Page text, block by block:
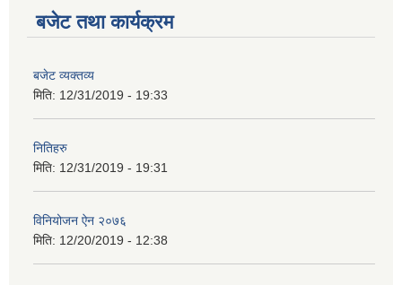
बजेट तथा कार्यक्रम
बजेट व्यक्तव्य
मिति: 12/31/2019 - 19:33
नितिहरु
मिति: 12/31/2019 - 19:31
विनियोजन ऐन २०७६
मिति: 12/20/2019 - 12:38